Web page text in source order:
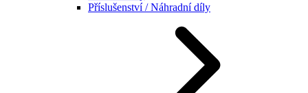
Příslušenství / Náhradní díly